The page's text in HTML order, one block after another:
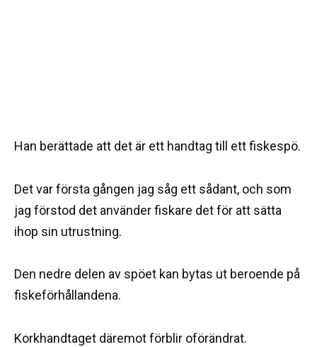
Han berättade att det är ett handtag till ett fiskespö.
Det var första gången jag såg ett sådant, och som
jag förstod det använder fiskare det för att sätta
ihop sin utrustning.
Den nedre delen av spöet kan bytas ut beroende på
fiskeförhållandena.
Korkhandtaget däremot förblir oförändrat.